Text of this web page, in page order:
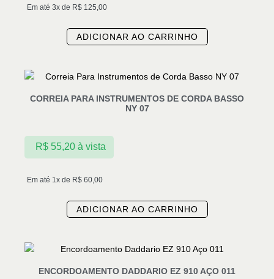
Em até 3x de R$ 125,00
ADICIONAR AO CARRINHO
CORREIA PARA INSTRUMENTOS DE CORDA BASSO
NY 07
Em até 1x de R$ 60,00
R$55,20 à vista
ADICIONAR AO CARRINHO
ENCORDOAMENTO DADDARIO EZ 910 AÇO 011